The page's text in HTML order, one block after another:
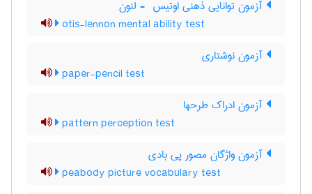
آزمون توانایی ذهنی اوتیس ‎ - لنون
otis-lennon mental ability test
آزمون نوشتاری
paper-pencil test
آزمون ادراک طرحها
pattern perception test
آزمون واژگان مصور پی بادی
peabody picture vocabulary test